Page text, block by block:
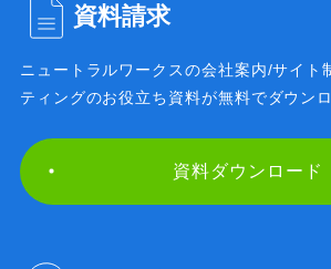
資料請求
ニュートラルワークスの会社案内/サイト
ティングのお役立ち資料が無料でダウン
資料ダウンロード